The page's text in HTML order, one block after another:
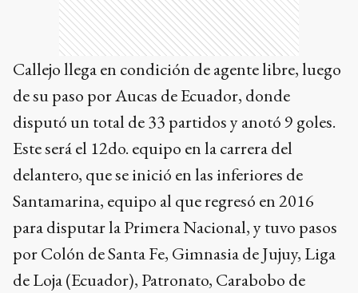
Callejo llega en condición de agente libre, luego
de su paso por Aucas de Ecuador, donde
disputó un total de 33 partidos y anotó 9 goles.
Este será el 12do. equipo en la carrera del
delantero, que se inició en las inferiores de
Santamarina, equipo al que regresó en 2016
para disputar la Primera Nacional, y tuvo pasos
por Colón de Santa Fe, Gimnasia de Jujuy, Liga
de Loja (Ecuador), Patronato, Carabobo de